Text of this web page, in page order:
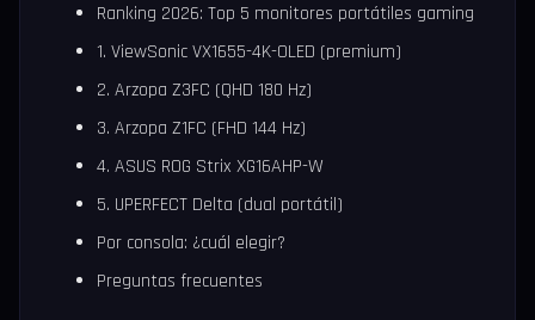
Ranking 2026: Top 5 monitores portátiles gaming
1. ViewSonic VX1655-4K-OLED (premium)
2. Arzopa Z3FC (QHD 180 Hz)
3. Arzopa Z1FC (FHD 144 Hz)
4. ASUS ROG Strix XG16AHP-W
5. UPERFECT Delta (dual portátil)
Por consola: ¿cuál elegir?
Preguntas frecuentes